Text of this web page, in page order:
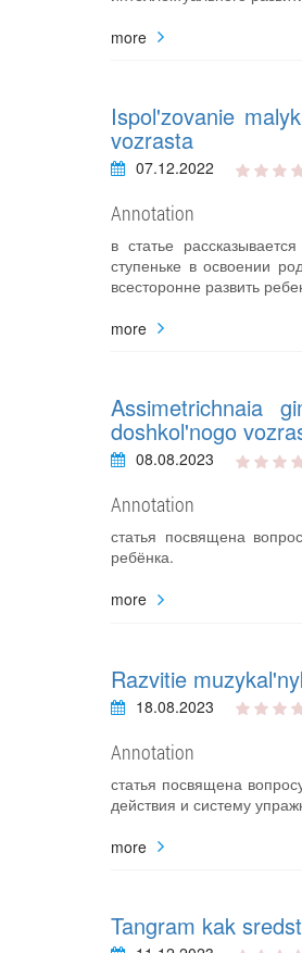
more
Ispol'zovanie
vozrasta
07.12.2022
Annotation
в статье
ступеньке в освоении
всесторонне развить
more
Assimetrichnaia
doshkol'nogo
08.08.2023
Annotation
статья посвящена
ребёнка.
more
Razvitie
18.08.2023
Annotation
статья посвящена
действия и систему
more
Tangram kak